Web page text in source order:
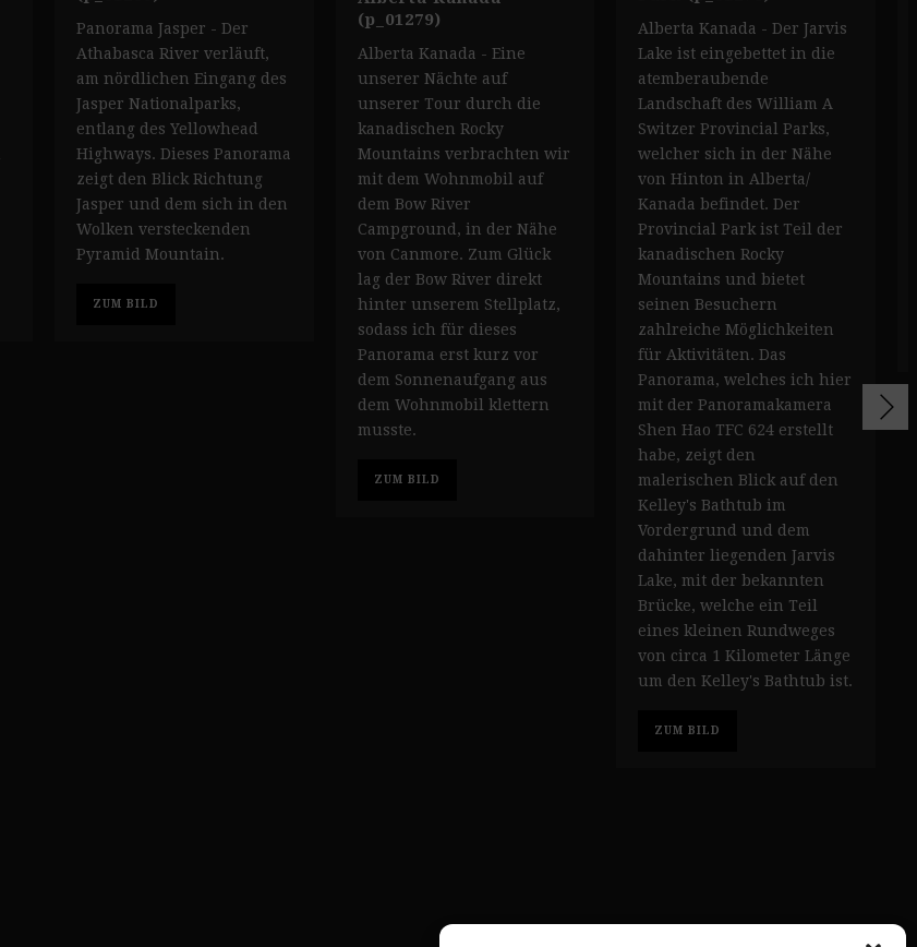
Panorama Jasper - Der
Athabasca River verläuft,
am nördlichen Eingang des
Jasper Nationalparks,
entlang des Yellowhead
Highways. Dieses Panorama
zeigt den Blick Richtung
Jasper und dem sich in den
Wolken versteckenden
Pyramid Mountain.
ZUM BILD
(p_01279)
Alberta Kanada - Eine
unserer Nächte auf
unserer Tour durch die
kanadischen Rocky
Mountains verbrachten wir
mit dem Wohnmobil auf
dem Bow River
Campground, in der Nähe
von Canmore. Zum Glück
lag der Bow River direkt
hinter unserem Stellplatz,
sodass ich für dieses
Panorama erst kurz vor
dem Sonnenaufgang aus
dem Wohnmobil klettern
musste.
ZUM BILD
Alberta Kanada - Der Jarvis
Lake ist eingebettet in die
atemberaubende
Landschaft des William A
Switzer Provincial Parks,
welcher sich in der Nähe
von Hinton in Alberta/
Kanada befindet. Der
Provincial Park ist Teil der
kanadischen Rocky
Mountains und bietet
seinen Besuchern
zahlreiche Möglichkeiten
für Aktivitäten. Das
Panorama, welches ich hier
mit der Panoramakamera
Shen Hao TFC 624 erstellt
habe, zeigt den
malerischen Blick auf den
Kelley's Bathtub im
Vordergrund und dem
dahinter liegenden Jarvis
Lake, mit der bekannten
Brücke, welche ein Teil
eines kleinen Rundweges
von circa 1 Kilometer Länge
um den Kelley's Bathtub ist.
ZUM BILD